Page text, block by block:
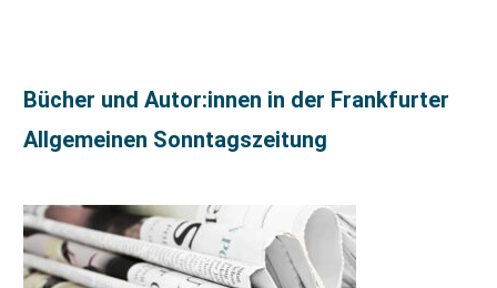
Bücher und Autor:innen in der Frankfurter
Allgemeinen Sonntagszeitung